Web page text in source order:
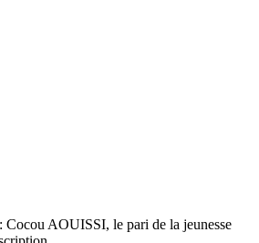
Cocou AOUISSI, le pari de la jeunesse